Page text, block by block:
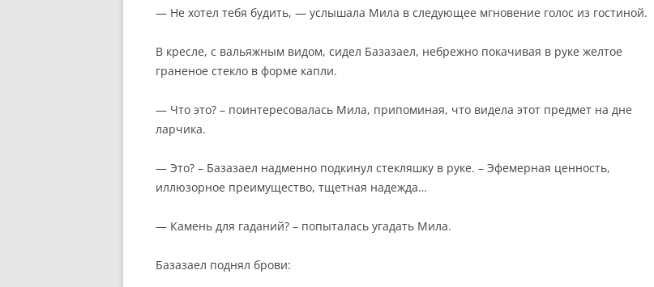
— Не хотел тебя будить, — услышала Мила в следующее мгновение голос из гостиной.
В кресле, с вальяжным видом, сидел Базазаел, небрежно покачивая в руке желтое
граненое стекло в форме капли.
— Что это? – поинтересовалась Мила, припоминая, что видела этот предмет на дне
ларчика.
— Это? – Базазаел надменно подкинул стекляшку в руке. – Эфемерная ценность,
иллюзорное преимущество, тщетная надежда…
— Камень для гаданий? – попыталась угадать Мила.
Базазаел поднял брови: